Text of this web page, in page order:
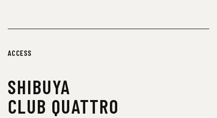
ACCESS
SHIBUYA
CLUB QUATTRO